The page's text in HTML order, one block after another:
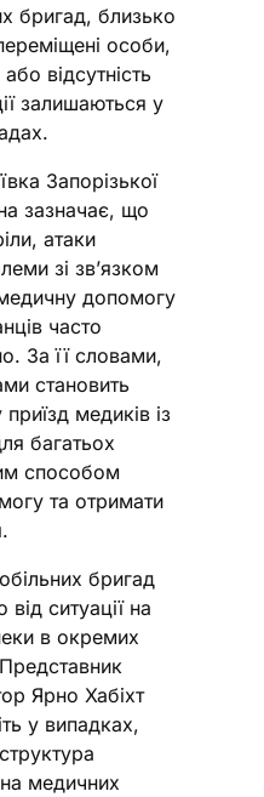
бригад, близько
особи,
відсутність
залишаються у
Запорізької
зазначає, що
атаки
зі зв’язком
допомогу
часто
За її словами,
становить
медиків із
багатьох
способом
та отримати
бригад
ситуації на
в окремих
Ярно Хабіхт
у випадках,
медичних